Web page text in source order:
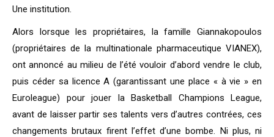
Une institution.
Alors lorsque les propriétaires, la famille Giannakopoulos
(propriétaires de la multinationale pharmaceutique VIANEX),
ont annoncé au milieu de l’été vouloir d’abord vendre le club,
puis céder sa licence A (garantissant une place « à vie » en
Euroleague) pour jouer la Basketball Champions League,
avant de laisser partir ses talents vers d’autres contrées, ces
changements brutaux firent l’effet d’une bombe. Ni plus, ni